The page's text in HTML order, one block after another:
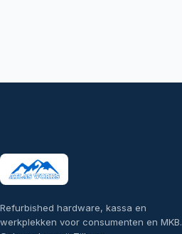
Refurbished hardware, kassa en
werkplekken voor consumenten en MKB.